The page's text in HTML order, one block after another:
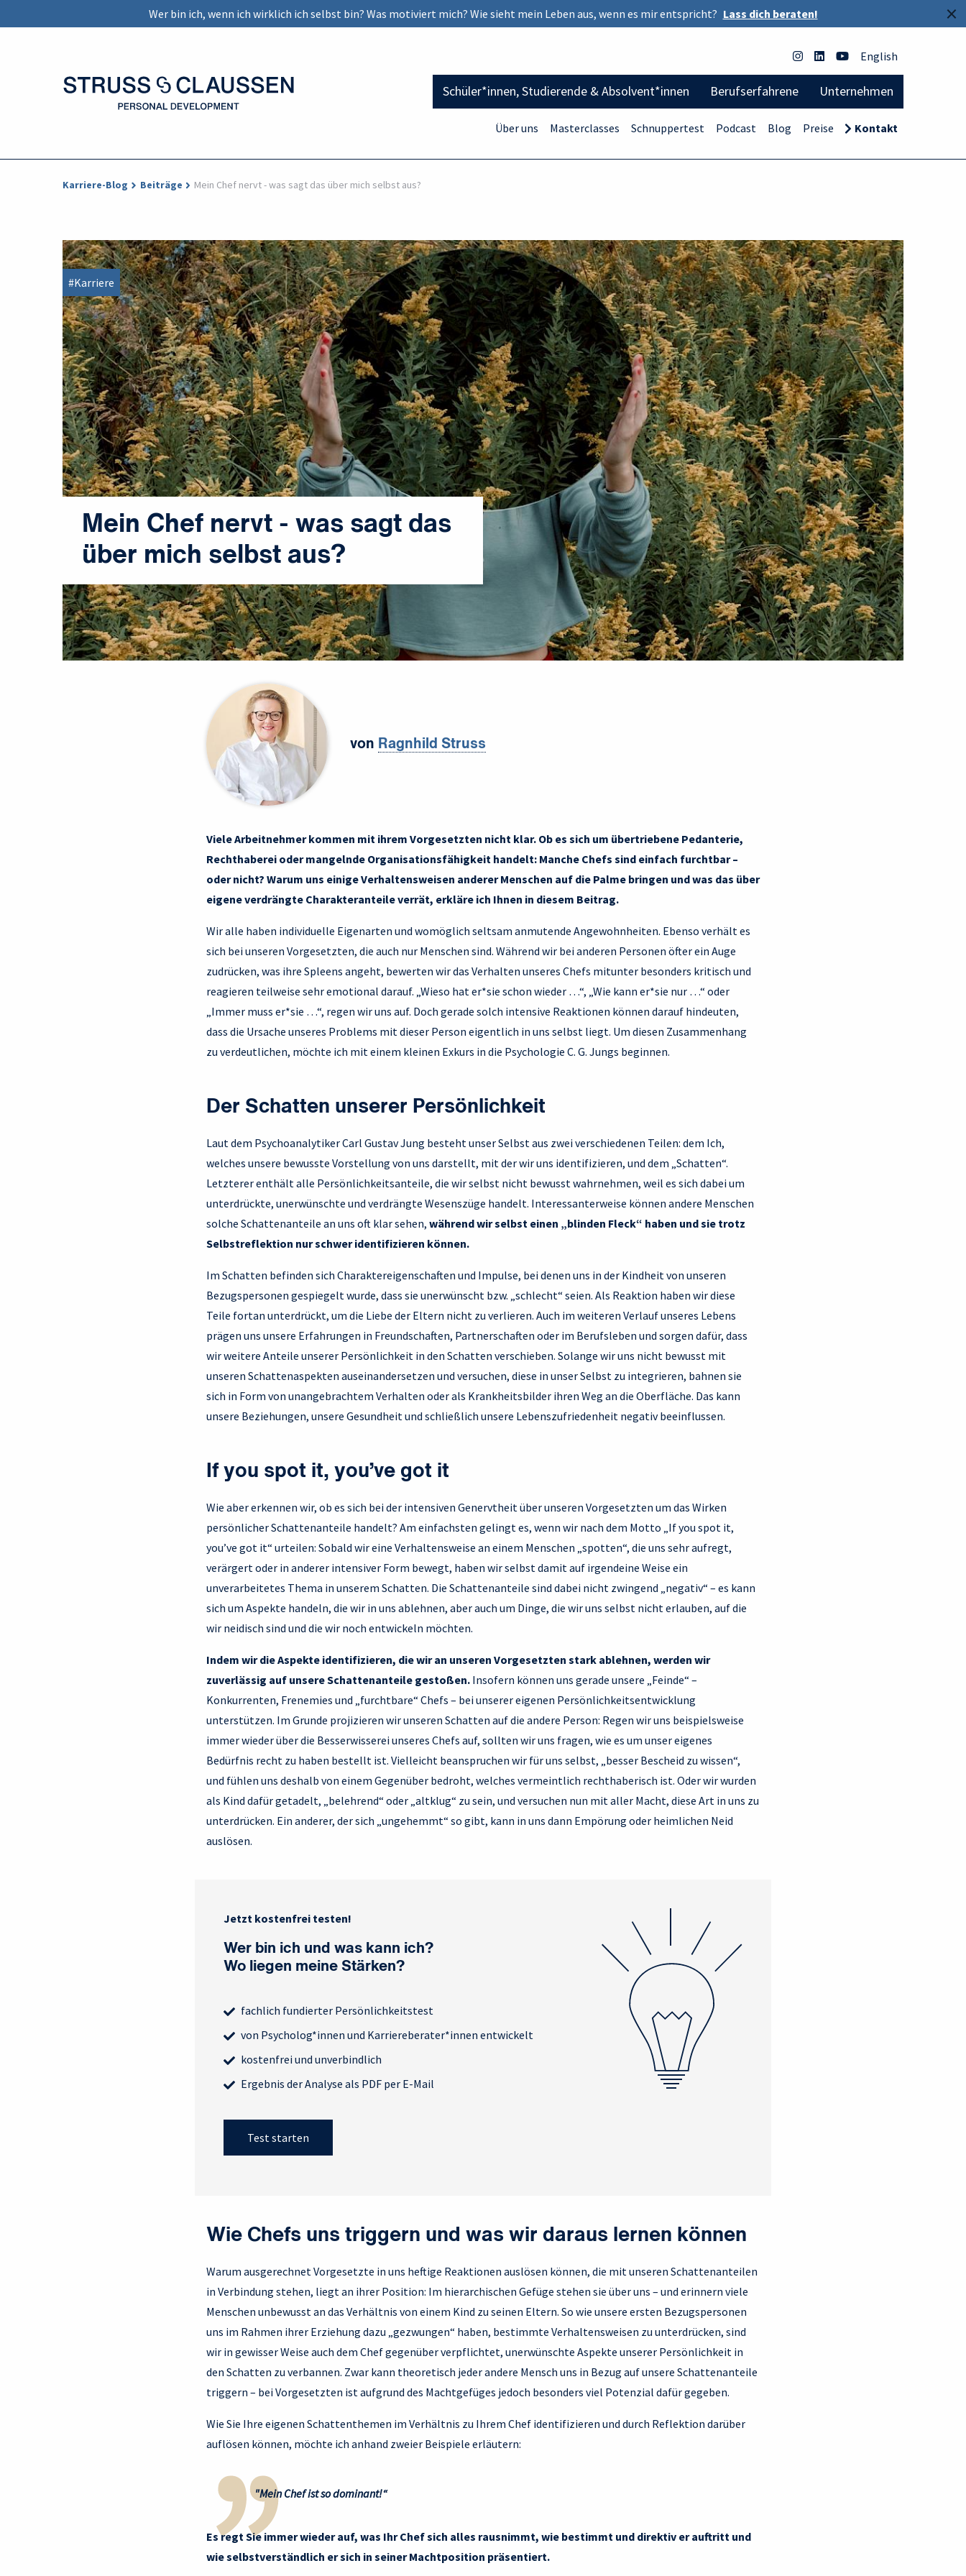
×
Wer bin ich, wenn ich wirklich ich selbst bin? Was motiviert mich? Wie sieht mein Leben aus, wenn es mir entspricht? Lass dich beraten!
English
Schüler*innen, Studierende & Absolvent*innen Berufserfahrene Unternehmen
Über uns Masterclasses Schnuppertest Podcast Blog Preise Kontakt
Karriere-Blog Beiträge Mein Chef nervt - was sagt das über mich selbst aus?
#Karriere
Mein Chef nervt - was sagt das
über mich selbst aus?
von Ragnhild Struss
Viele Arbeitnehmer kommen mit ihrem Vorgesetzten nicht klar. Ob es sich um übertriebene Pedanterie,
Rechthaberei oder mangelnde Organisationsfähigkeit handelt: Manche Chefs sind einfach furchtbar –
oder nicht? Warum uns einige Verhaltensweisen anderer Menschen auf die Palme bringen und was das über
eigene verdrängte Charakteranteile verrät, erkläre ich Ihnen in diesem Beitrag.
Wir alle haben individuelle Eigenarten und womöglich seltsam anmutende Angewohnheiten. Ebenso verhält es
sich bei unseren Vorgesetzten, die auch nur Menschen sind. Während wir bei anderen Personen öfter ein Auge
zudrücken, was ihre Spleens angeht, bewerten wir das Verhalten unseres Chefs mitunter besonders kritisch und
reagieren teilweise sehr emotional darauf. „Wieso hat er*sie schon wieder …“, „Wie kann er*sie nur …“ oder
„Immer muss er*sie …“, regen wir uns auf. Doch gerade solch intensive Reaktionen können darauf hindeuten,
dass die Ursache unseres Problems mit dieser Person eigentlich in uns selbst liegt. Um diesen Zusammenhang
zu verdeutlichen, möchte ich mit einem kleinen Exkurs in die Psychologie C. G. Jungs beginnen.
Der Schatten unserer Persönlichkeit
Laut dem Psychoanalytiker Carl Gustav Jung besteht unser Selbst aus zwei verschiedenen Teilen: dem Ich,
welches unsere bewusste Vorstellung von uns darstellt, mit der wir uns identifizieren, und dem „Schatten“.
Letzterer enthält alle Persönlichkeitsanteile, die wir selbst nicht bewusst wahrnehmen, weil es sich dabei um
unterdrückte, unerwünschte und verdrängte Wesenszüge handelt. Interessanterweise können andere Menschen
solche Schattenanteile an uns oft klar sehen, während wir selbst einen „blinden Fleck“ haben und sie trotz
Selbstreflektion nur schwer identifizieren können.
Im Schatten befinden sich Charaktereigenschaften und Impulse, bei denen uns in der Kindheit von unseren
Bezugspersonen gespiegelt wurde, dass sie unerwünscht bzw. „schlecht“ seien. Als Reaktion haben wir diese
Teile fortan unterdrückt, um die Liebe der Eltern nicht zu verlieren. Auch im weiteren Verlauf unseres Lebens
prägen uns unsere Erfahrungen in Freundschaften, Partnerschaften oder im Berufsleben und sorgen dafür, dass
wir weitere Anteile unserer Persönlichkeit in den Schatten verschieben. Solange wir uns nicht bewusst mit
unseren Schattenaspekten auseinandersetzen und versuchen, diese in unser Selbst zu integrieren, bahnen sie
sich in Form von unangebrachtem Verhalten oder als Krankheitsbilder ihren Weg an die Oberfläche. Das kann
unsere Beziehungen, unsere Gesundheit und schließlich unsere Lebenszufriedenheit negativ beeinflussen.
If you spot it, you’ve got it
Wie aber erkennen wir, ob es sich bei der intensiven Genervtheit über unseren Vorgesetzten um das Wirken
persönlicher Schattenanteile handelt? Am einfachsten gelingt es, wenn wir nach dem Motto „If you spot it,
you’ve got it“ urteilen: Sobald wir eine Verhaltensweise an einem Menschen „spotten“, die uns sehr aufregt,
verärgert oder in anderer intensiver Form bewegt, haben wir selbst damit auf irgendeine Weise ein
unverarbeitetes Thema in unserem Schatten. Die Schattenanteile sind dabei nicht zwingend „negativ“ – es kann
sich um Aspekte handeln, die wir in uns ablehnen, aber auch um Dinge, die wir uns selbst nicht erlauben, auf die
wir neidisch sind und die wir noch entwickeln möchten.
Indem wir die Aspekte identifizieren, die wir an unseren Vorgesetzten stark ablehnen, werden wir
zuverlässig auf unsere Schattenanteile gestoßen. Insofern können uns gerade unsere „Feinde“ –
Konkurrenten, Frenemies und „furchtbare“ Chefs – bei unserer eigenen Persönlichkeitsentwicklung
unterstützen. Im Grunde projizieren wir unseren Schatten auf die andere Person: Regen wir uns beispielsweise
immer wieder über die Besserwisserei unseres Chefs auf, sollten wir uns fragen, wie es um unser eigenes
Bedürfnis recht zu haben bestellt ist. Vielleicht beanspruchen wir für uns selbst, „besser Bescheid zu wissen“,
und fühlen uns deshalb von einem Gegenüber bedroht, welches vermeintlich rechthaberisch ist. Oder wir wurden
als Kind dafür getadelt, „belehrend“ oder „altklug“ zu sein, und versuchen nun mit aller Macht, diese Art in uns zu
unterdrücken. Ein anderer, der sich „ungehemmt“ so gibt, kann in uns dann Empörung oder heimlichen Neid
auslösen.
Jetzt kostenfrei testen!
Wer bin ich und was kann ich?
Wo liegen meine Stärken?
fachlich fundierter Persönlichkeitstest
von Psycholog*innen und Karriereberater*innen entwickelt
kostenfrei und unverbindlich
Ergebnis der Analyse als PDF per E-Mail
Test starten
Wie Chefs uns triggern und was wir daraus lernen können
Warum ausgerechnet Vorgesetzte in uns heftige Reaktionen auslösen können, die mit unseren Schattenanteilen
in Verbindung stehen, liegt an ihrer Position: Im hierarchischen Gefüge stehen sie über uns – und erinnern viele
Menschen unbewusst an das Verhältnis von einem Kind zu seinen Eltern. So wie unsere ersten Bezugspersonen
uns im Rahmen ihrer Erziehung dazu „gezwungen“ haben, bestimmte Verhaltensweisen zu unterdrücken, sind
wir in gewisser Weise auch dem Chef gegenüber verpflichtet, unerwünschte Aspekte unserer Persönlichkeit in
den Schatten zu verbannen. Zwar kann theoretisch jeder andere Mensch uns in Bezug auf unsere Schattenanteile
triggern – bei Vorgesetzten ist aufgrund des Machtgefüges jedoch besonders viel Potenzial dafür gegeben.
Wie Sie Ihre eigenen Schattenthemen im Verhältnis zu Ihrem Chef identifizieren und durch Reflektion darüber
auflösen können, möchte ich anhand zweier Beispiele erläutern:
"Mein Chef ist so dominant!“
Es regt Sie immer wieder auf, was Ihr Chef sich alles rausnimmt, wie bestimmt und direktiv er auftritt und
wie selbstverständlich er sich in seiner Machtposition präsentiert.